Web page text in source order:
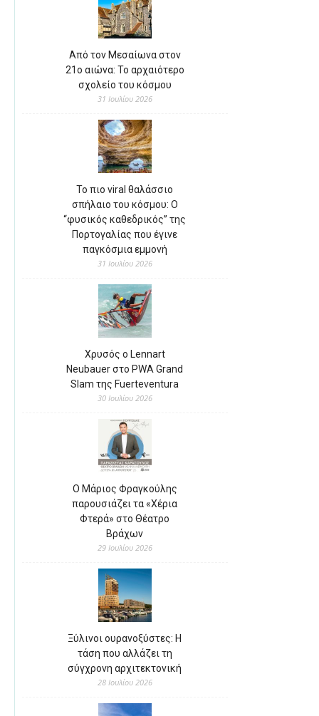
Από τον Μεσαίωνα στον
21ο αιώνα: Το αρχαιότερο
σχολείο του κόσμου
31 Ιουλίου 2026
Το πιο viral θαλάσσιο
σπήλαιο του κόσμου: Ο
“φυσικός καθεδρικός” της
Πορτογαλίας που έγινε
παγκόσμια εμμονή
31 Ιουλίου 2026
Χρυσός ο Lennart
Neubauer στο PWA Grand
Slam της Fuerteventura
30 Ιουλίου 2026
Ο Μάριος Φραγκούλης
παρουσιάζει τα «Χέρια
Φτερά» στο Θέατρο
Βράχων
29 Ιουλίου 2026
Ξύλινοι ουρανοξύστες: Η
τάση που αλλάζει τη
σύγχρονη αρχιτεκτονική
28 Ιουλίου 2026